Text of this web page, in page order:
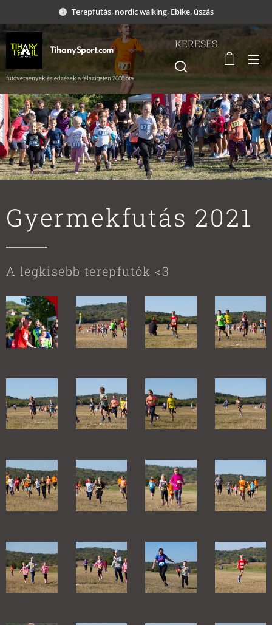
Terepfutás, nordic walking, Ebike, úszás
TihanySport.com
futóversenyek és edzések a félszigeten 2008 óta
KERESÉS
Gyermekfutás 2021
A legkisebb terepfutók <3